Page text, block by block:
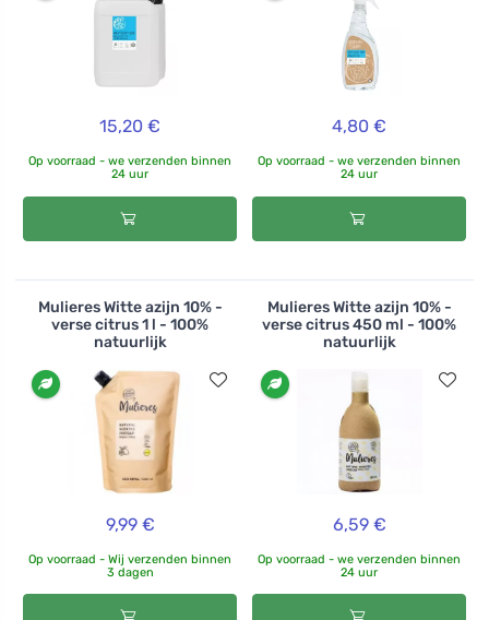
15,20 €
Op voorraad - we verzenden binnen
24 uur
4,80 €
Op voorraad - we verzenden binnen
24 uur
Mulieres Witte azijn 10% -
verse citrus 1 l - 100%
natuurlijk
9,99 €
Op voorraad - Wij verzenden binnen
3 dagen
Mulieres Witte azijn 10% -
verse citrus 450 ml - 100%
natuurlijk
6,59 €
Op voorraad - we verzenden binnen
24 uur